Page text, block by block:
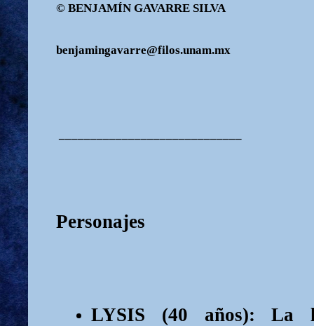
© BENJAMÍN GAVARRE SILVA
benjamingavarre@filos.unam.mx
Personajes
LYSIS (40 años): La